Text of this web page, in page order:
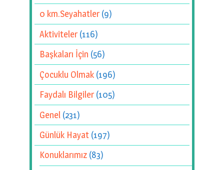
0 km.Seyahatler(9)
Aktiviteler(116)
Başkaları İçin (56)
Çocuklu Olmak (196)
Faydalı Bilgiler(105)
Genel (231)
Günlük Hayat (197)
Konuklarımız (83)